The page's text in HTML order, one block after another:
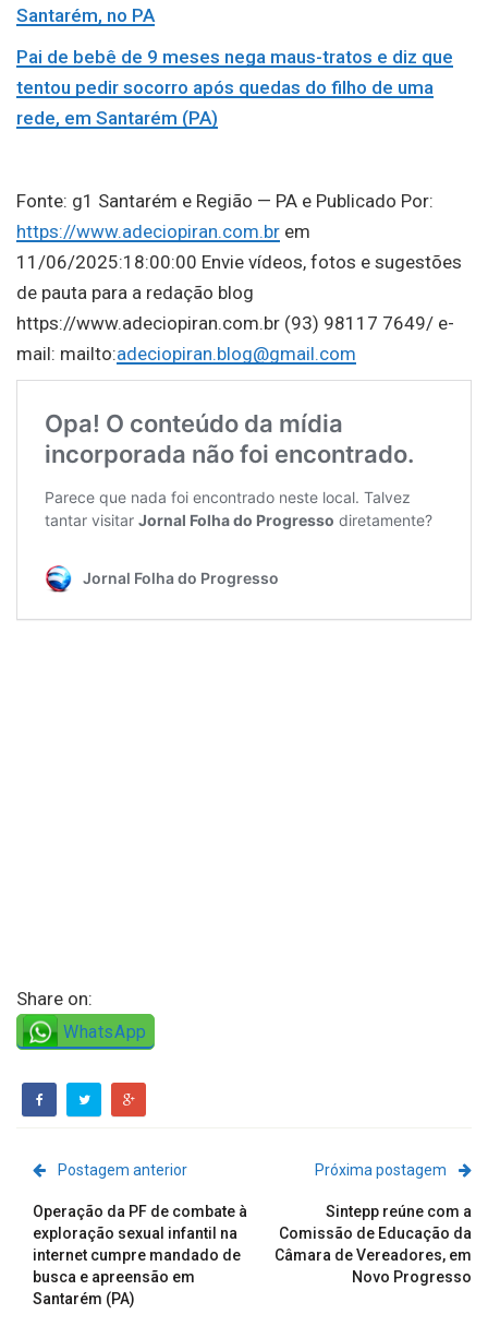
Santarém, no PA
Pai de bebê de 9 meses nega maus-tratos e diz que
tentou pedir socorro após quedas do filho de uma
rede, em Santarém (PA)
Fonte: g1 Santarém e Região — PA e Publicado Por:
https://www.adeciopiran.com.br em
11/06/2025:18:00:00 Envie vídeos, fotos e sugestões
de pauta para a redação blog
https://www.adeciopiran.com.br (93) 98117 7649/ e-
mail: mailto:adeciopiran.blog@gmail.com
Share on:
WhatsApp
Postagem anterior
Operação da PF de combate à
exploração sexual infantil na
internet cumpre mandado de
busca e apreensão em
Santarém (PA)
Próxima postagem
Sintepp reúne com a
Comissão de Educação da
Câmara de Vereadores, em
Novo Progresso